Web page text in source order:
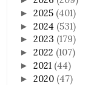
►2025 (401)
►2024 (531)
►2023 (179)
►2022 (107)
►2021 (44)
►2020 (47)